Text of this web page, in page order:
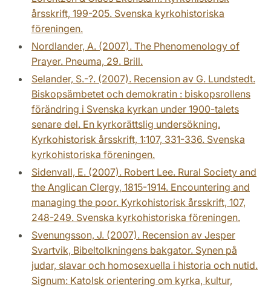
årsskrift, 199-205. Svenska kyrkohistoriska
föreningen.
Nordlander, A. (2007). The Phenomenology of
Prayer. Pneuma, 29. Brill.
Selander, S.-?. (2007). Recension av G. Lundstedt.
Biskopsämbetet och demokratin : biskopsrollens
förändring i Svenska kyrkan under 1900-talets
senare del. En kyrkorättslig undersökning.
Kyrkohistorisk årsskrift, 1:107, 331-336. Svenska
kyrkohistoriska föreningen.
Sidenvall, E. (2007). Robert Lee. Rural Society and
the Anglican Clergy, 1815-1914. Encountering and
managing the poor. Kyrkohistorisk årsskrift, 107,
248-249. Svenska kyrkohistoriska föreningen.
Svenungsson, J. (2007). Recension av Jesper
Svartvik, Bibeltolkningens bakgator. Synen på
judar, slavar och homosexuella i historia och nutid.
Signum: Katolsk orientering om kyrka, kultur,